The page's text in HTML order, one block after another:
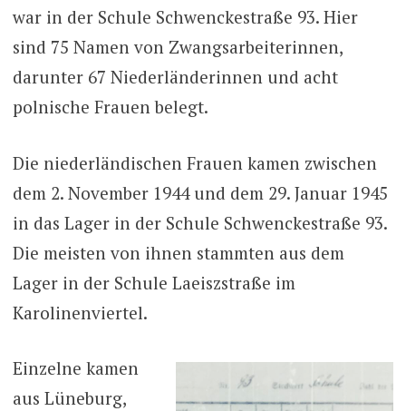
war in der Schule Schwenckestraße 93. Hier
sind 75 Namen von Zwangsarbeiterinnen,
darunter 67 Niederländerinnen und acht
polnische Frauen belegt.
Die niederländischen Frauen kamen zwischen
dem 2. November 1944 und dem 29. Januar 1945
in das Lager in der Schule Schwenckestraße 93.
Die meisten von ihnen stammten aus dem
Lager in der Schule Laeiszstraße im
Karolinenviertel.
Einzelne kamen
aus Lüneburg,